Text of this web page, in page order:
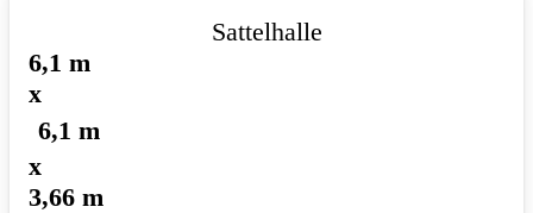
Sattelhalle
6,1 m
x
6,1 m
x
3,66 m